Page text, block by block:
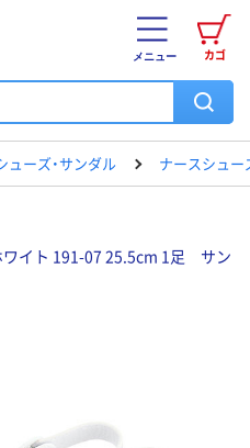
カゴ
メニュー
ューズ・サンダル ナースシュー
ワイト 191-07 25.5cm 1足 サン